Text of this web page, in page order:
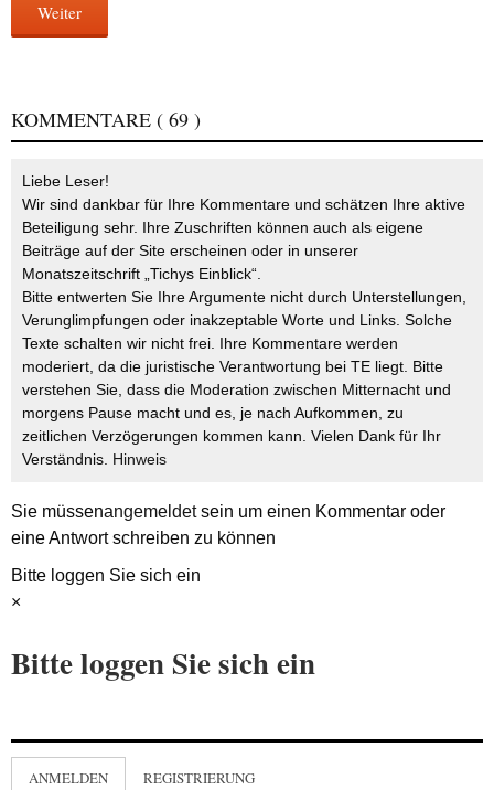
Weiter
KOMMENTARE ( 69 )
Liebe Leser!
Wir sind dankbar für Ihre Kommentare und schätzen Ihre aktive
Beteiligung sehr. Ihre Zuschriften können auch als eigene
Beiträge auf der Site erscheinen oder in unserer
Monatszeitschrift „Tichys Einblick“.
Bitte entwerten Sie Ihre Argumente nicht durch Unterstellungen,
Verunglimpfungen oder inakzeptable Worte und Links. Solche
Texte schalten wir nicht frei. Ihre Kommentare werden
moderiert, da die juristische Verantwortung bei TE liegt. Bitte
verstehen Sie, dass die Moderation zwischen Mitternacht und
morgens Pause macht und es, je nach Aufkommen, zu
zeitlichen Verzögerungen kommen kann. Vielen Dank für Ihr
Verständnis. Hinweis
Sie müssenangemeldetsein um einen Kommentar oder
eine Antwort schreiben zu können
Bitte loggen Sie sich ein
×
Bitte loggen Sie sich ein
ANMELDEN REGISTRIERUNG